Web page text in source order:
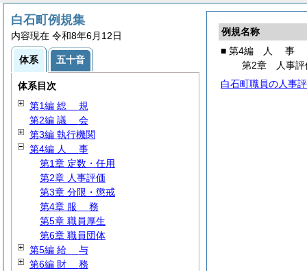
例規名称
■ 第4編
人 事
第2章 人事評
白石町職員の人事
白石町例規集
内容現在 令和8年6月12日
体系 五十音
体系目次
第1編 総 規
第2編 議 会
第3編 執行機関
第4編 人 事
第1章 定数・任用
第2章 人事評価
第3章 分限・懲戒
第4章 服 務
第5章 職員厚生
第6章 職員団体
第5編 給 与
第6編 財 務